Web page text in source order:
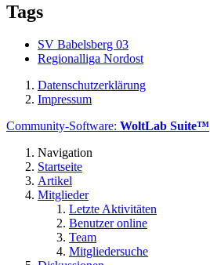
Tags
SV Babelsberg 03
Regionalliga Nordost
Datenschutzerklärung
Impressum
Community-Software: WoltLab Suite™
Navigation
Startseite
Artikel
Mitglieder
Letzte Aktivitäten
Benutzer online
Team
Mitgliedersuche